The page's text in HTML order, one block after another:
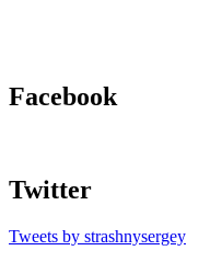
Facebook
Twitter
Tweets by strashnysergey